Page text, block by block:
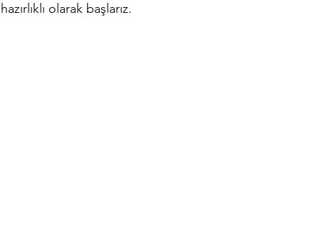
hazırlıklı olarak başlarız.